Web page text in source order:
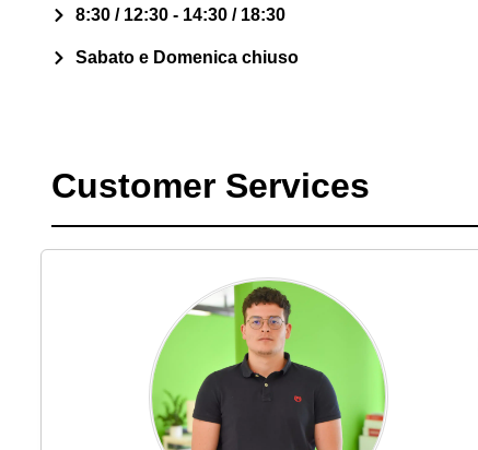
8:30 / 12:30 - 14:30 / 18:30
Sabato e Domenica chiuso
Customer Services